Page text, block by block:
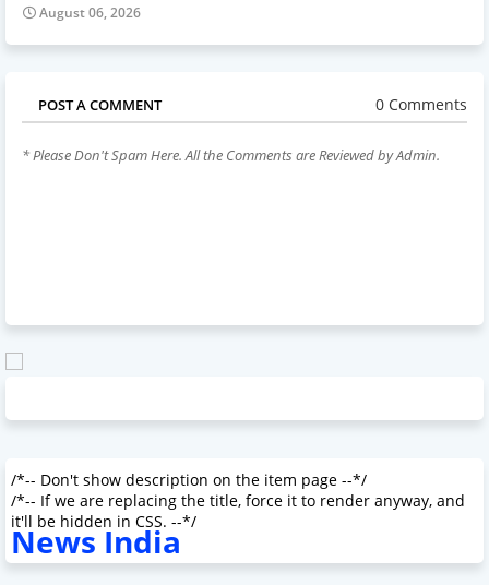
August 06, 2026
POST A COMMENT 0 Comments
* Please Don't Spam Here. All the Comments are Reviewed by Admin.
/*-- Don't show description on the item page --*/
/*-- If we are replacing the title, force it to render anyway, and
it'll be hidden in CSS. --*/
News India